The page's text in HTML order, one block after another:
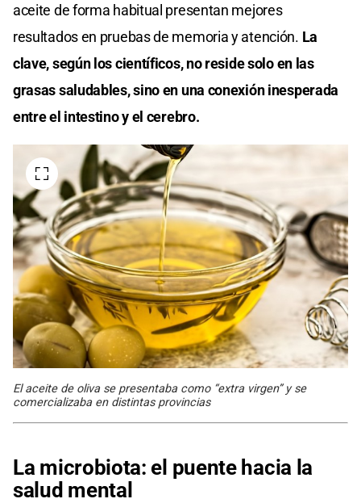
aceite de forma habitual presentan mejores
resultados en pruebas de memoria y atención. La
clave, según los científicos, no reside solo en las
grasas saludables, sino en una conexión inesperada
entre el intestino y el cerebro.
El aceite de oliva se presentaba como “extra virgen” y se
comercializaba en distintas provincias
La microbiota: el puente hacia la
salud mental